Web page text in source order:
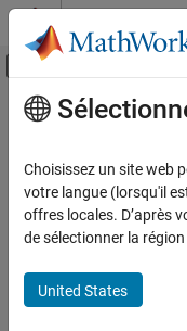
Passer au contenu
Activer/
Accueil de la documentation
AUTOSAR Blockset
Software Component Modeling
Component Creation
Contenu principal
Import
files into a new
aggregate
Choisissez un site web
votre langue (lorsqu'il
offres locales. D’après
de sélectionner la
United States